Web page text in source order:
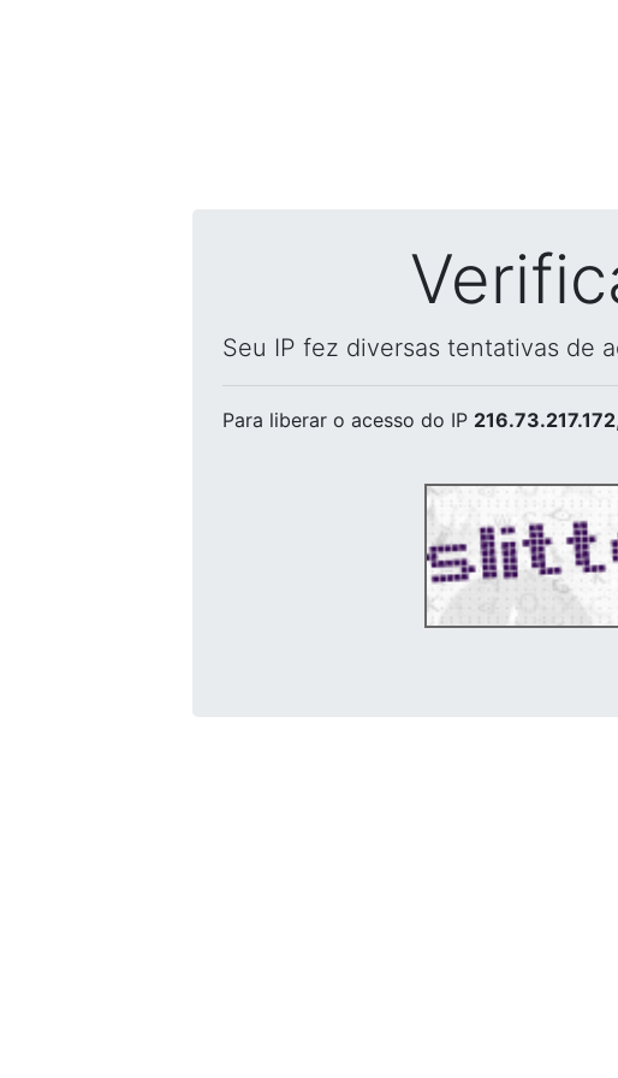
Seu IP fez diversas tentativas de
Para liberar o acesso do IP 216.73.217.172